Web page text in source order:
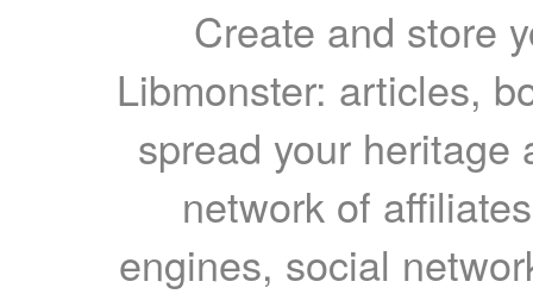
Create and store
Libmonster: articles,
spread your heritage
network of
engines, social